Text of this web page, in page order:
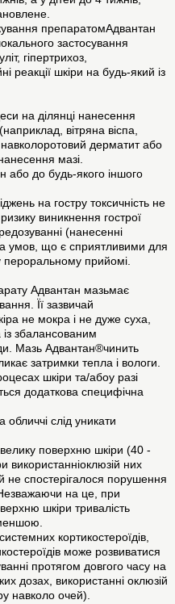
препаратомАдвантан
застосування
гіпертрихоз,
реакції шкіри на будь-який із
на ділянці нанесення
вітряна віспа,
дерматит або
мазі.
або до будь-якого іншого
на гостру токсичність не
виникнення гострої
(нанесенні
умов, що є сприятливими для
пероральному прийомі.
Адвантан мазьмає
Її зазвичай
не мокра і не дуже суха,
збалансованим
Мазь Адвантан®чинить
затримки тепла і вологи.
шкіри та/абоу разі
додаткова специфічна
обличчі слід уникати
поверхню шкіри (40 -
використанніоклюзій них
не спостерігалося порушення
на це, при
шкіри тривалість
кортикостероїдів,
може розвиватися
протягом довгого часу на
дозах, використанні оклюзій
навколо очей).